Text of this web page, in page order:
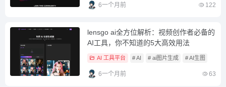
6一个月前 122
lensgo ai全方位解析：视频创作者必备的
AI工具，你不知道的5大高效用法
AI 工具平台 # AI # ai图片生成 # AI生图
6一个月前 63